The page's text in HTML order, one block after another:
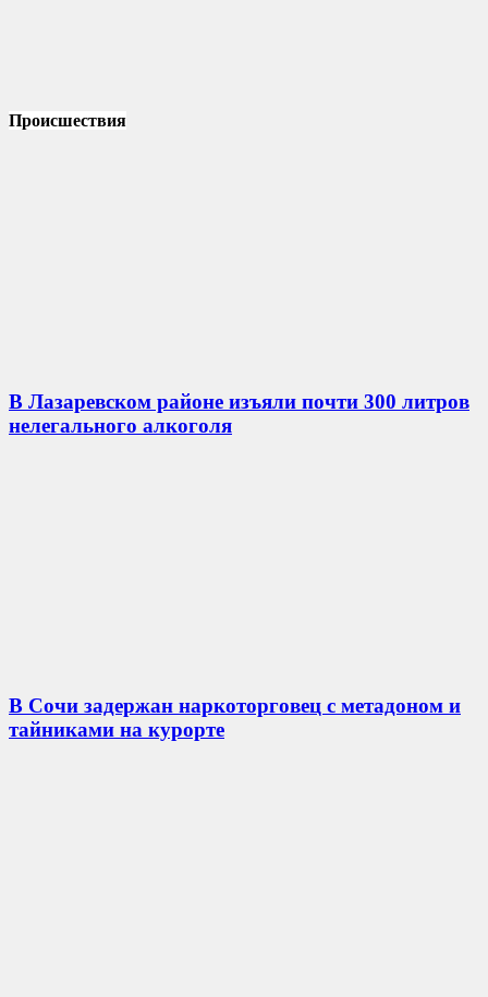
Происшествия
В Лазаревском районе изъяли почти 300 литров
нелегального алкоголя
В Сочи задержан наркоторговец с метадоном и
тайниками на курорте